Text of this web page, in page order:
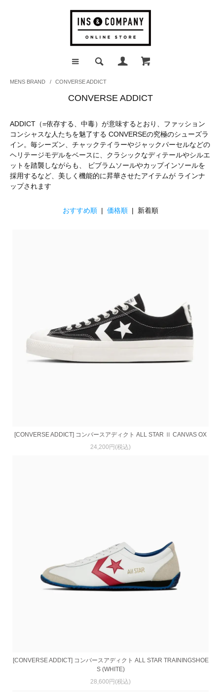
MENS BRAND / CONVERSE ADDICT
CONVERSE ADDICT
ADDICT（=依存する、中毒）が意味するとおり、ファッション
コンシャスな人たちを魅了する CONVERSEの究極のシューズラ
イン。毎シーズン、チャックテイラーやジャックパーセルなどの
ヘリテージモデルをベースに、クラシックなディテールやシルエ
ットを踏襲しながらも、 ビブラムソールやカップインソールを
採用するなど、美しく機能的に昇華させたアイテムが ラインナ
ップされます
おすすめ順 | 価格順 | 新着順
[CONVERSE ADDICT] コンバースアディクト ALL STAR Ⅱ CANVAS OX
24,200円(税込)
[CONVERSE ADDICT] コンバースアディクト ALL STAR TRAININGSHOE
S (WHITE)
28,600円(税込)